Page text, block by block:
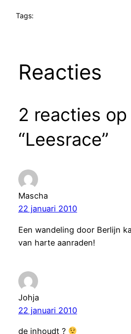
Tags:
Reacties
2 reacties op
“Leesrace”
Mascha
22 januari 2010
Een wandeling door Berlijn
van harte aanraden!
Johja
22 januari 2010
de inhoudt ?